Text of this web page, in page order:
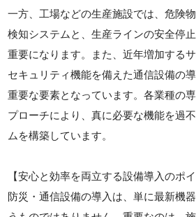
一方、工場などの生産施設では、危険
検知システムと、生産ラインの安全停
重要になります。また、近年増加する
セキュリティ機能を備えた通信設備の
重要な要素となっています。各業種の
プローチにより、真に必要な機能を過
ムを構築しています。
【安心と効率を両立する設備導入のポイ
防災・通信設備の導入は、単に最新機